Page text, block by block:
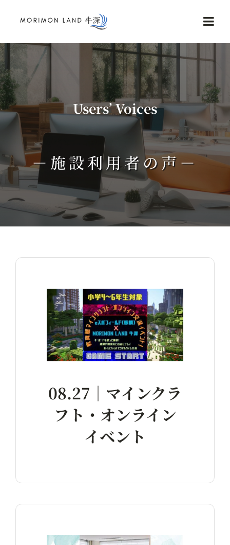
Home
Service
NEWS
Reviews
Contact
Users’ Voices
－施設利用者の声－
08.27｜マインクラ
フト・オンライン
イベント